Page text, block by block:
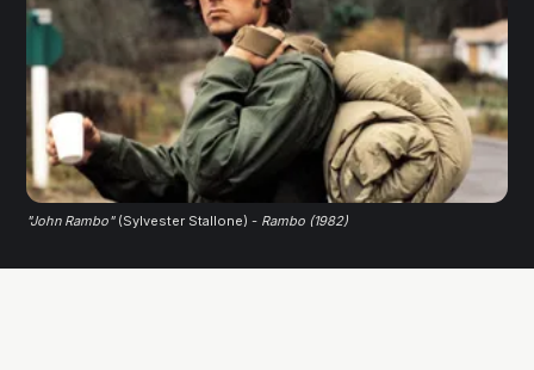
"John Rambo" (Sylvester Stallone) - Rambo (1982)